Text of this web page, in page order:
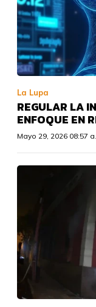
La Lupa
REGULAR LA
ENFOQUE EN
Mayo 29, 2026 08:57 a.